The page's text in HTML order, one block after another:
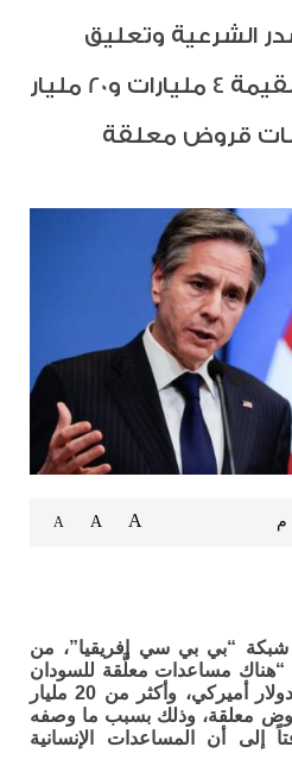
الشرعية وتعليق
مساعدات للسودان بقيمة 4 مليارات و20 مليار
قروض معلقة
A
A
A
شبكة “بي بي سي إفريقيا”، من
“هناك مساعدات معلَّقة للسودان
تبلغ قيمتها نحو 4 مليارات دولار أميركي، وأكثر من 20 مليار
معلقة، وذلك بسبب ما وصفه
إلى أن المساعدات الإنسانية